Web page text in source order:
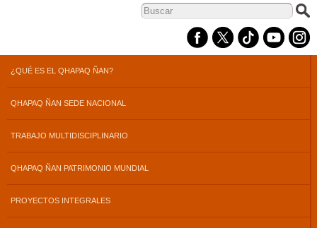
Formulario de
búsqueda
¿QUÉ ES EL QHAPAQ ÑAN?
QHAPAQ ÑAN SEDE NACIONAL
TRABAJO MULTIDISCIPLINARIO
QHAPAQ ÑAN PATRIMONIO MUNDIAL
PROYECTOS INTEGRALES